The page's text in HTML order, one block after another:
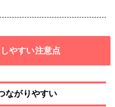
やすい注意点
ながりやすい